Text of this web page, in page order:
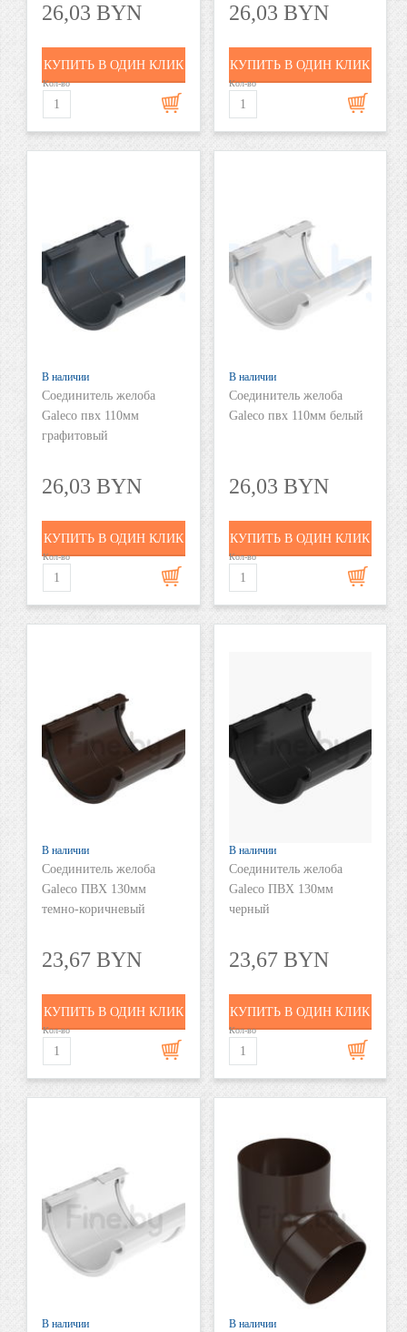
26,03 BYN
Кол-во
КУПИТЬ В ОДИН КЛИК
26,03 BYN
Кол-во
КУПИТЬ В ОДИН КЛИК
В наличии
Соединитель желоба
Galeco пвх 110мм
графитовый
26,03 BYN
Кол-во
КУПИТЬ В ОДИН КЛИК
В наличии
Соединитель желоба
Galeco пвх 110мм белый
26,03 BYN
Кол-во
КУПИТЬ В ОДИН КЛИК
В наличии
Соединитель желоба
Galeco ПВХ 130мм
темно-коричневый
23,67 BYN
Кол-во
КУПИТЬ В ОДИН КЛИК
В наличии
Соединитель желоба
Galeco ПВХ 130мм
черный
23,67 BYN
Кол-во
КУПИТЬ В ОДИН КЛИК
В наличии В наличии